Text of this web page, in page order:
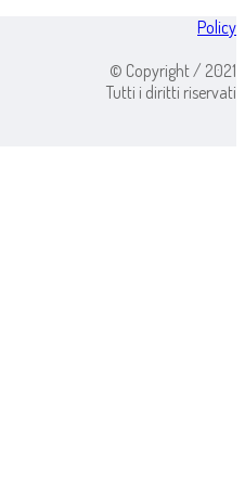
Policy
© Copyright / 2021
Tutti i diritti riservati